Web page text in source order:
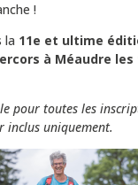
!
la 11e et ultime
à Méaudre les
pour toutes les
inclus uniquement.